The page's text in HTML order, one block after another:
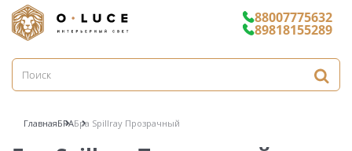
88007775632
89818155289
ГлавнаяБРАБра Spillray Прозрачный